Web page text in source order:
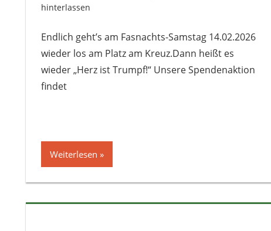
hinterlassen
Endlich geht’s am Fasnachts-Samstag 14.02.2026
wieder los am Platz am Kreuz.Dann heißt es
wieder „Herz ist Trumpf!“ Unsere Spendenaktion
findet
Weiterlesen